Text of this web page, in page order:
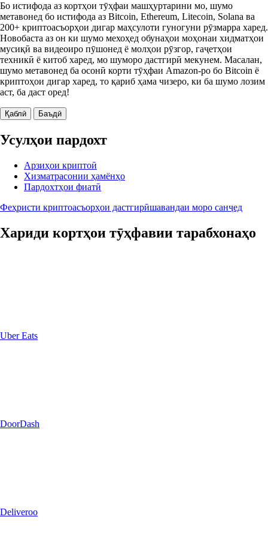
Бо истифода аз кортҳои тӯҳфаи машҳуртарини мо, шумо
метавонед бо истифода аз Bitcoin, Ethereum, Litecoin, Solana ва
200+ криптоасъорҳои дигар маҳсулоти гуногуни рӯзмарра харед.
Новобаста аз он ки шумо мехоҳед обунаҳои моҳонаи хидматҳои
мусиқӣ ва видеоиро пӯшонед ё молҳои рӯзгор, гаҷетҳои
техникӣ ё китоб харед, мо шуморо дастгирӣ мекунем. Масалан,
шумо метавонед ба осонӣ корти тӯҳфаи Amazon-ро бо Bitcoin ё
криптоҳои дигар харед, то қариб ҳама чизеро, ки ба шумо лозим
аст, ба даст оред!
Қаблӣ Баъдӣ
Усулҳои пардохт
Арзиҳои криптоӣ
Хизматрасонии ҳамёнҳо
Пардохтҳои фиатӣ
Феҳристи криптоасъорҳои дастгирӣшавандаи моро санҷед
Хариди кортҳои тӯҳфавии тарабхонаҳо
Uber Eats
DoorDash
Deliveroo